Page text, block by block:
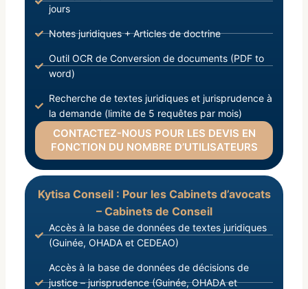
jours
Notes juridiques + Articles de doctrine
Outil OCR de Conversion de documents (PDF to
word)
Recherche de textes juridiques et jurisprudence à
la demande (limite de 5 requêtes par mois)
CONTACTEZ-NOUS POUR LES DEVIS EN
FONCTION DU NOMBRE D’UTILISATEURS
Kytisa Conseil : Pour les Cabinets d’avocats
– Cabinets de Conseil
Accès à la base de données de textes juridiques
(Guinée, OHADA et CEDEAO)
Accès à la base de données de décisions de
justice – jurisprudence (Guinée, OHADA et